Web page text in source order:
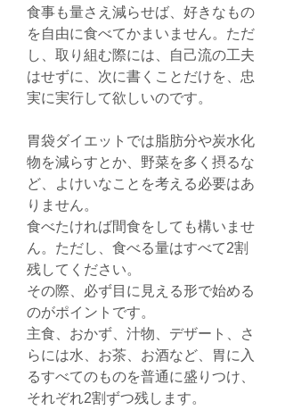
食事も量さえ減らせば、好きなもの
を自由に食べてかまいません。ただ
し、取り組む際には、自己流の工夫
はせずに、次に書くことだけを、忠
実に実行して欲しいのです。
胃袋ダイエットでは脂肪分や炭水化
物を減らすとか、野菜を多く摂るな
ど、よけいなことを考える必要はあ
りません。
食べたければ間食をしても構いませ
ん。ただし、食べる量はすべて2割
残してください。
その際、必ず目に見える形で始める
のがポイントです。
主食、おかず、汁物、デザート、さ
らには水、お茶、お酒など、胃に入
るすべてのものを普通に盛りつけ、
それぞれ2割ずつ残します。